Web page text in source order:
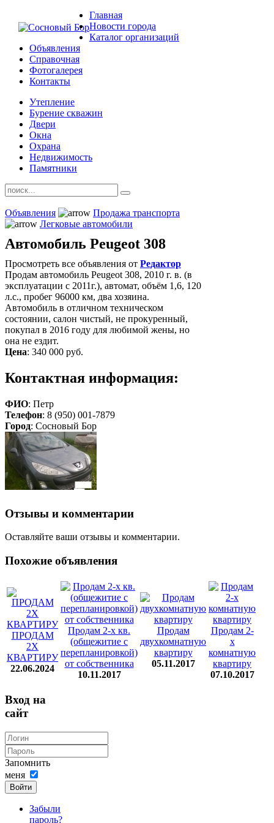
Главная
Новости города
Каталог организаций
Объявления
Справочная
Фотогалерея
Контакты
Утепление
Бурение скважин
Двери
Окна
Охрана
Недвижимость
Памятники
Объявления
Продажа транспорта
Легковые автомобили
Автомобиль Peugeot 308
Просмотреть все объявления от Редактор
Продам автомобиль Peugeot 308, 2010 г. в. (в
эксплуатации с 2011г.), автомат, объём 1,6, 120
л.с., пробег 96000 км, два хозяина.
Автомобиль в отличном техническом
состоянии, салон чистый, не прокуренный,
покупал в 2016 году для любимой жены, но
она не ездит.
Цена: 340 000 руб.
Контактная информация:
ФИО: Петр
Телефон: 8 (950) 001-7879
Город: Сосновый Бор
Отзывы и комментарии
Оставляйте ваши отзывы и комментарии.
Похожие объявления
ПРОДАМ
2Х
КВАРТИРУ
22.06.2024
Продам 2-х кв.
(общежитие с
перепланировкой)
от собственника
10.11.2017
Продам
двухкомнатную
квартиру
05.11.2017
Продам 2-
х
комнатную
квартиру
07.10.2017
Вход на
сайт
Запомнить
меня
Войти
Забыли
пароль?